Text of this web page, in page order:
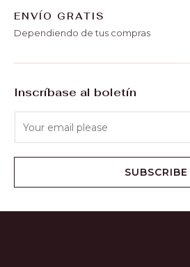
ENVÍO GRATIS
Dependiendo de tus compras
Inscríbase al boletín
SUBSCRIBE